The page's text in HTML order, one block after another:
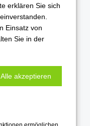
erklären Sie sich
Einsatz von
Sie in der
Alle akzeptieren